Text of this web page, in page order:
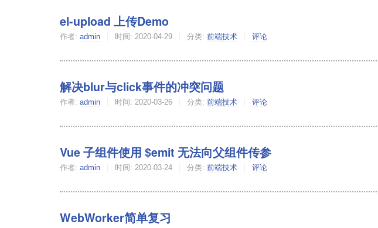
el-upload 上传Demo
作者: admin 时间: 2020-04-29 分类: 前端技术 评论
解决blur与click事件的冲突问题
作者: admin 时间: 2020-03-26 分类: 前端技术 评论
Vue 子组件使用 $emit 无法向父组件传参
作者: admin 时间: 2020-03-24 分类: 前端技术 评论
WebWorker简单复习